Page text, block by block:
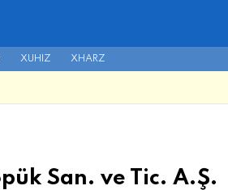
XUHIZ XHARZ
San. ve Tic. A.Ş.